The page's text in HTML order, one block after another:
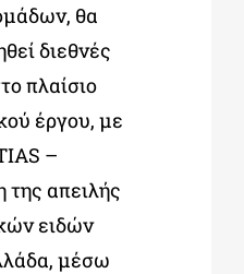
θα
διεθνές
πλαίσιο
έργου, με
–
της απειλής
ειδών
μέσω